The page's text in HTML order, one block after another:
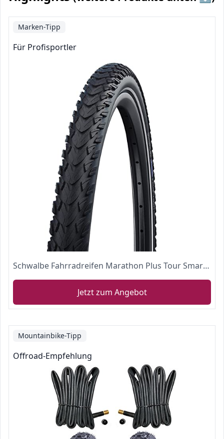
Marken-Tipp
Für Profisportler
Schwalbe Fahrradreifen Marathon Plus Tour Smart Guard 47-559 B/B+RT HS404 EC 67EPI, 11131404
Jetzt zum Angebot
Mountainbike-Tipp
Offroad-Empfehlung